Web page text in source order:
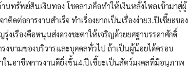
ทรัพย์สินเงินทอง โชคลาภคือทำให้เงินหลั่งไหลเข้ามาสู่ผู้
ติดต่อการงานสำเร็จ ทำเรื่องยากเป็นเรื่องง่าย3.ปีเซี๊ยะของ
เรืองคือหนุนส่งดวงชะตาให้เจริญด้วยยศฐาบรรดาศักดิ์
งขามของบริวารและบุคคลทั่วไป ถ้าเป็นผู้น้อยได้ครอบ
ในอาชีพการงานดียิ่งขึ้น4.ปีเซี๊ยะเป็นสัตว์มงคลที่มีอนุภาพ